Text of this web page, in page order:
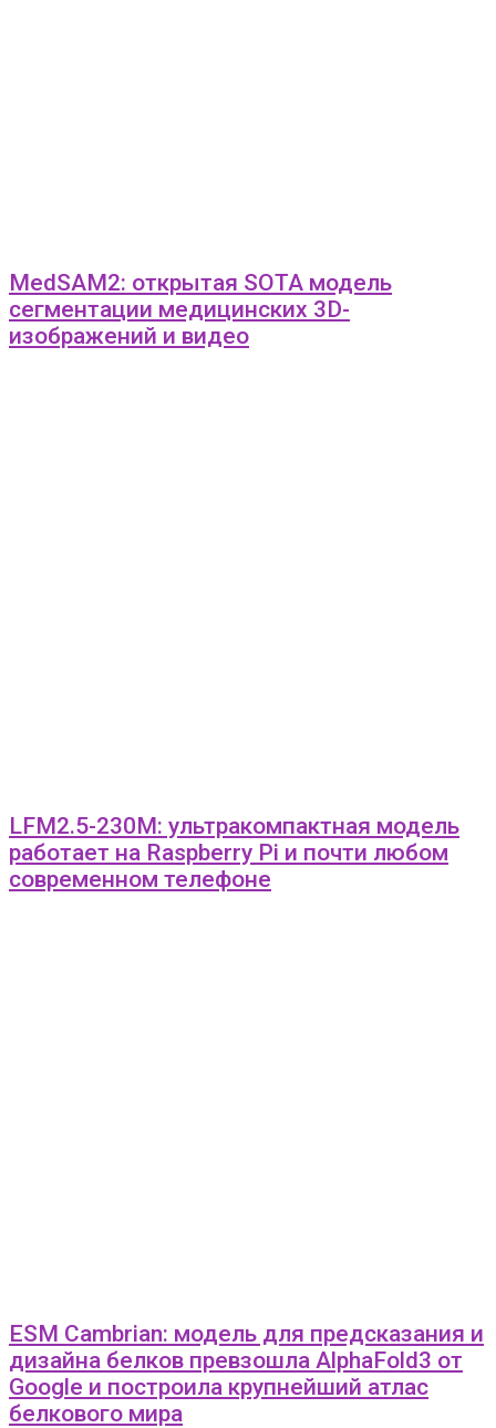
MedSAM2: открытая SOTA модель
сегментации медицинских 3D-
изображений и видео
LFM2.5-230M: ультракомпактная модель
работает на Raspberry Pi и почти любом
современном телефоне
ESM Cambrian: модель для предсказания и
дизайна белков превзошла AlphaFold3 от
Google и построила крупнейший атлас
белкового мира